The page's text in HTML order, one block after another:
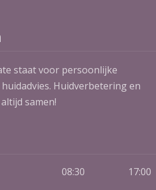
staat voor persoonlijke
Huidverbetering en
samen!
08:30
17:00